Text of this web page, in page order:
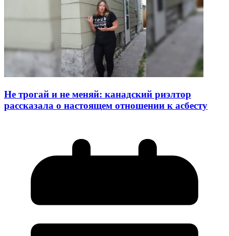
Не трогай и не меняй: канадский риэлтор
рассказала о настоящем отношении к асбесту